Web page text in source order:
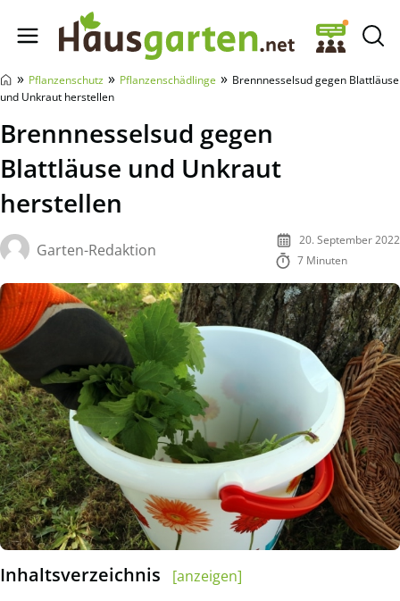
Hausgarten.net
» Pflanzenschutz » Pflanzenschädlinge » Brennnesselsud gegen Blattläuse
und Unkraut herstellen
Brennnesselsud gegen
Blattläuse und Unkraut
herstellen
Garten-Redaktion
20. September 2022
7 Minuten
Inhaltsverzeichnis
[anzeigen]